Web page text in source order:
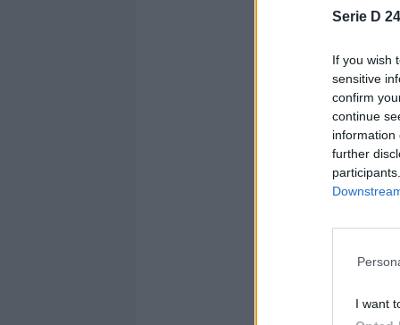
Serie D
If you wish
sensitive
confirm
continue
information
further
I want